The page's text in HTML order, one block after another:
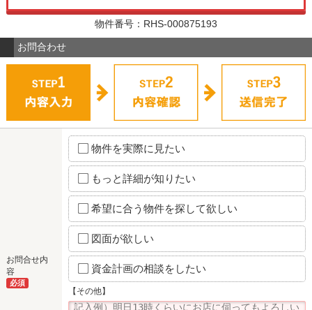
物件番号：RHS-000875193
お問合わせ
お問合せ内
容
必須
物件を実際に見たい
もっと詳細が知りたい
希望に合う物件を探して欲しい
図面が欲しい
資金計画の相談をしたい
【その他】